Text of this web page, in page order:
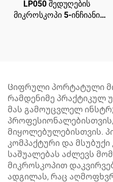
LP050 შედუღების
მიკროსკოპი 5-ინჩიანი
Ციფრული პორტატული
რამდენიმე პრაქტიკულ
მას გამოუცვლელ
პროფესიონალებისთვის,
მიყოლებულებისთვის.
კომპაქტური და
საშუალებას აძლევს
მიკროსკოპით
ადგილას, რაც